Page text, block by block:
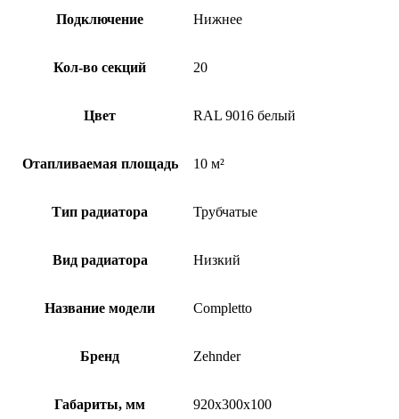
Подключение Нижнее
Кол-во секций 20
Цвет RAL 9016 белый
Отапливаемая площадь 10 м²
Тип радиатора Трубчатые
Вид радиатора Низкий
Название модели Completto
Бренд Zehnder
Габариты, мм 920x300x100